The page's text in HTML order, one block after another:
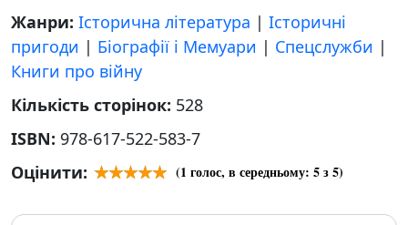
Жанри: Історична література | Історичні
пригоди | Біографії і Мемуари | Спецслужби |
Книги про війну
Кількість сторінок: 528
ISBN: 978-617-522-583-7
Оцінити:
(1 голос, в середньому: 5з 5)